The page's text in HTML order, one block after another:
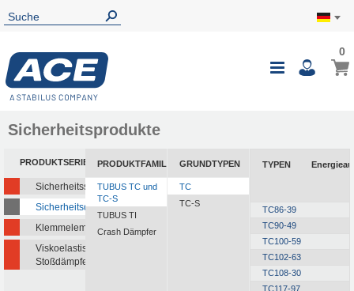
0
Sicherheitsprodukte
PRODUKTSERIEN
Sicherheitsstoßdämpfer
Sicherheitsdämpfer
Klemmelemente
Viskoelastische
Stoßdämpfer
PRODUKTFAMILIEN
TUBUS TC und
TC-S
TUBUS TI
Crash Dämpfer
GRUNDTYPEN
TC
TC-S
TYPEN
TC86-39
TC90-49
TC100-59
TC102-63
TC108-30
TC117-97